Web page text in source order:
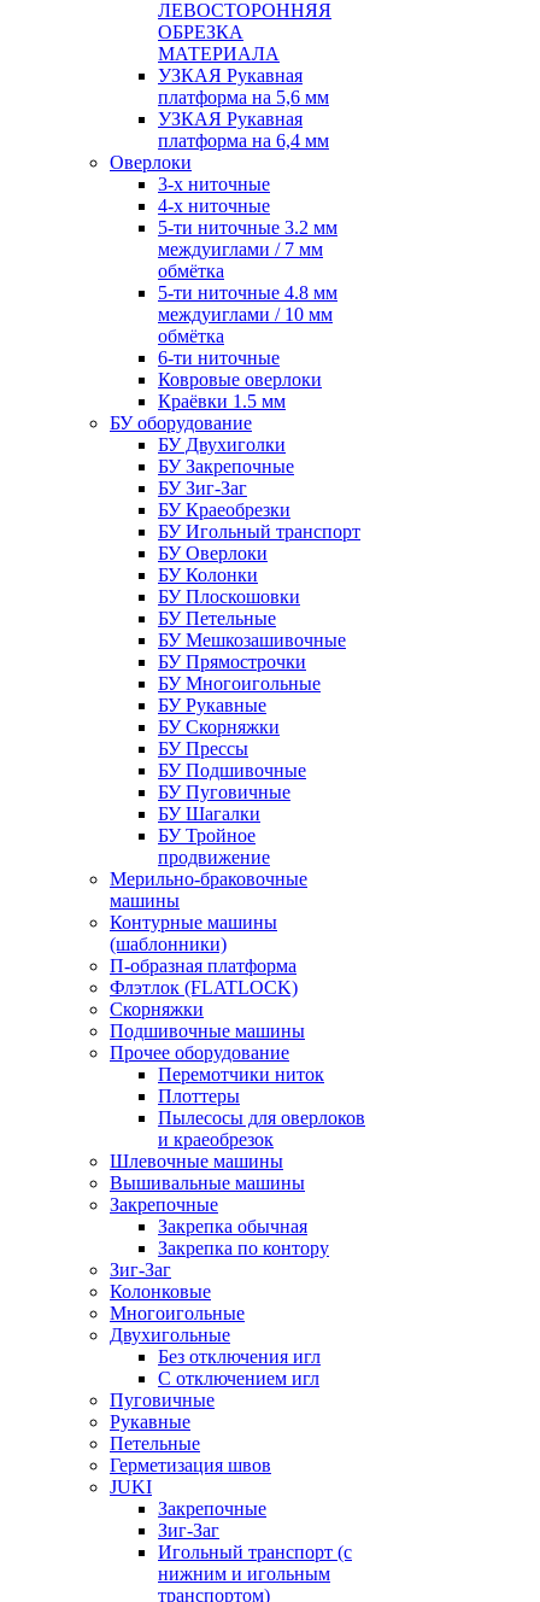
ЛЕВОСТОРОННЯЯ
ОБРЕЗКА
МАТЕРИАЛА
УЗКАЯ Рукавная
платформа на 5,6 мм
УЗКАЯ Рукавная
платформа на 6,4 мм
Оверлоки
3-х ниточные
4-х ниточные
5-ти ниточные 3.2 мм
междуиглами / 7 мм
обмётка
5-ти ниточные 4.8 мм
междуиглами / 10 мм
обмётка
6-ти ниточные
Ковровые оверлоки
Краёвки 1.5 мм
БУ оборудование
БУ Двухиголки
БУ Закрепочные
БУ Зиг-Заг
БУ Краеобрезки
БУ Игольный транспорт
БУ Оверлоки
БУ Колонки
БУ Плоскошовки
БУ Петельные
БУ Мешкозашивочные
БУ Прямострочки
БУ Многоигольные
БУ Рукавные
БУ Скорняжки
БУ Прессы
БУ Подшивочные
БУ Пуговичные
БУ Шагалки
БУ Тройное
продвижение
Мерильно-браковочные
машины
Контурные машины
(шаблонники)
П-образная платформа
Флэтлок (FLATLOCK)
Скорняжки
Подшивочные машины
Прочее оборудование
Перемотчики ниток
Плоттеры
Пылесосы для оверлоков
и краеобрезок
Шлевочные машины
Вышивальные машины
Закрепочные
Закрепка обычная
Закрепка по контору
Зиг-Заг
Колонковые
Многоигольные
Двухигольные
Без отключения игл
С отключением игл
Пуговичные
Рукавные
Петельные
Герметизация швов
JUKI
Закрепочные
Зиг-Заг
Игольный транспорт (с
нижним и игольным
транспортом)